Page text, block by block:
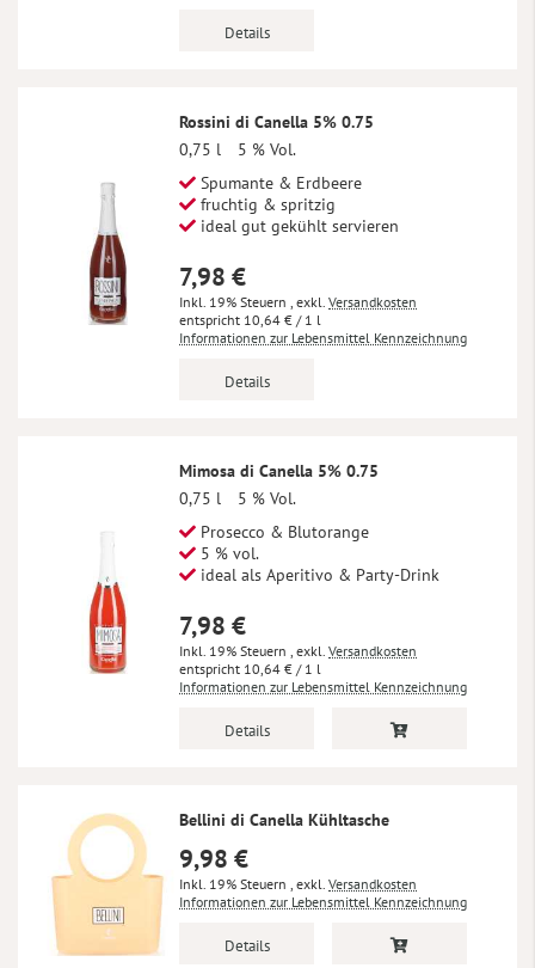
Details
Rossini di Canella 5% 0.75
0,75 l
5 % Vol.
Spumante & Erdbeere
fruchtig & spritzig
ideal gut gekühlt servieren
7,98 €
Inkl. 19% Steuern , exkl. Versandkosten
10,64 € / 1 l
Informationen zur Lebensmittel Kennzeichnung
Details
Mimosa di Canella 5% 0.75
0,75 l
5 % Vol.
Prosecco & Blutorange
5 % vol.
ideal als Aperitivo & Party-Drink
7,98 €
Inkl. 19% Steuern , exkl. Versandkosten
10,64 € / 1 l
Informationen zur Lebensmittel Kennzeichnung
Details
Bellini di Canella Kühltasche
9,98 €
Inkl. 19% Steuern , exkl. Versandkosten
Informationen zur Lebensmittel Kennzeichnung
Details